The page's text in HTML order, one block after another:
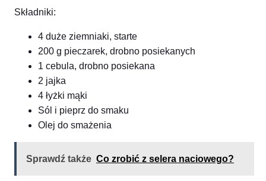
Składniki:
4 duże ziemniaki, starte
200 g pieczarek, drobno posiekanych
1 cebula, drobno posiekana
2 jajka
4 łyżki mąki
Sól i pieprz do smaku
Olej do smażenia
Sprawdź także Co zrobić z selera naciowego?